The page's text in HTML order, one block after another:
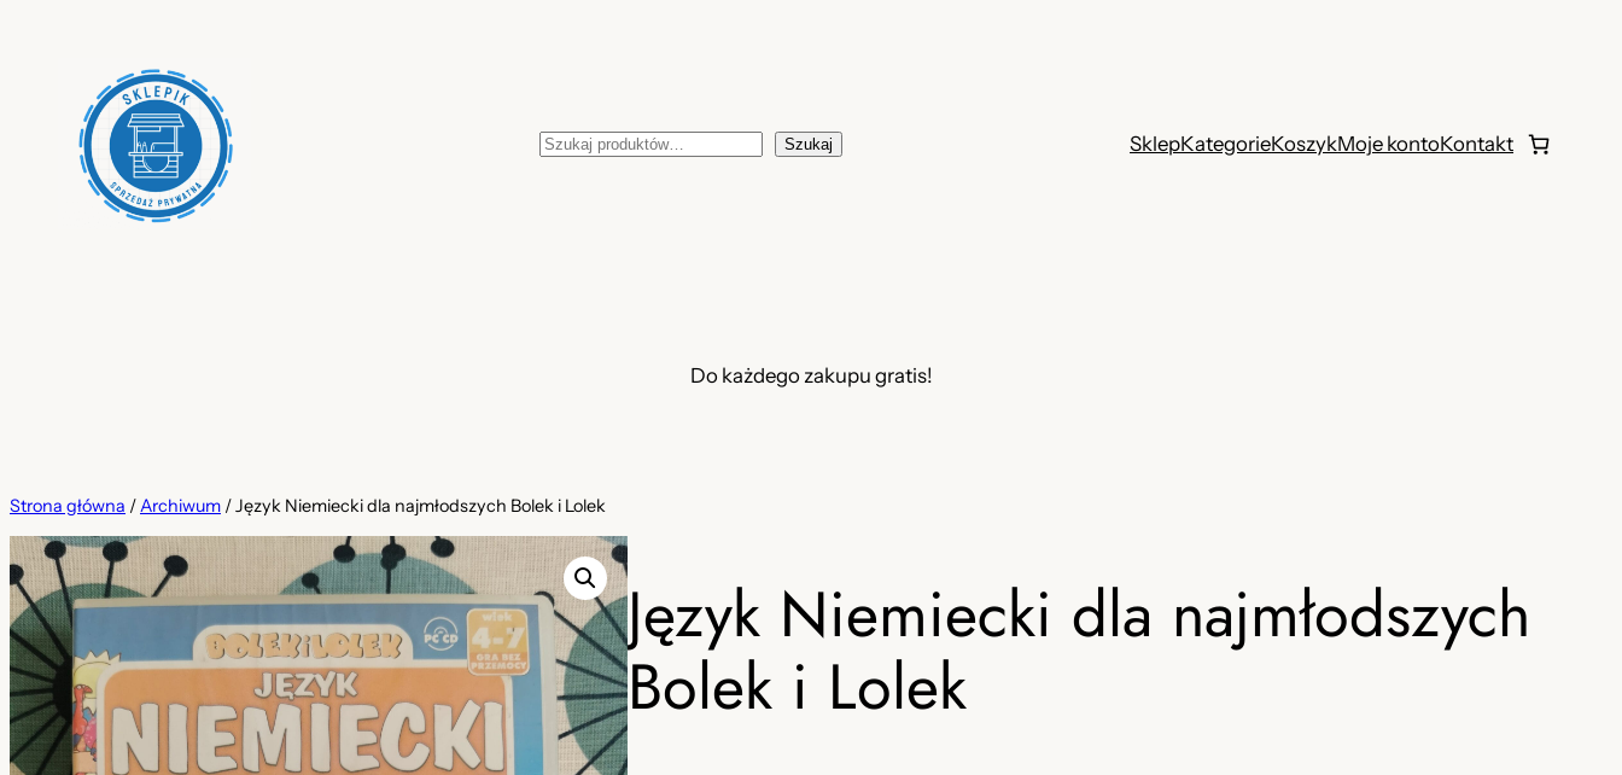
Szukaj Szukaj SklepKategorieKoszykMoje kontoKontakt
Do każdego zakupu gratis!
Strona główna / Archiwum / Język Niemiecki dla najmłodszych Bolek i Lolek
Język Niemiecki dla najmłodszych
Bolek i Lolek